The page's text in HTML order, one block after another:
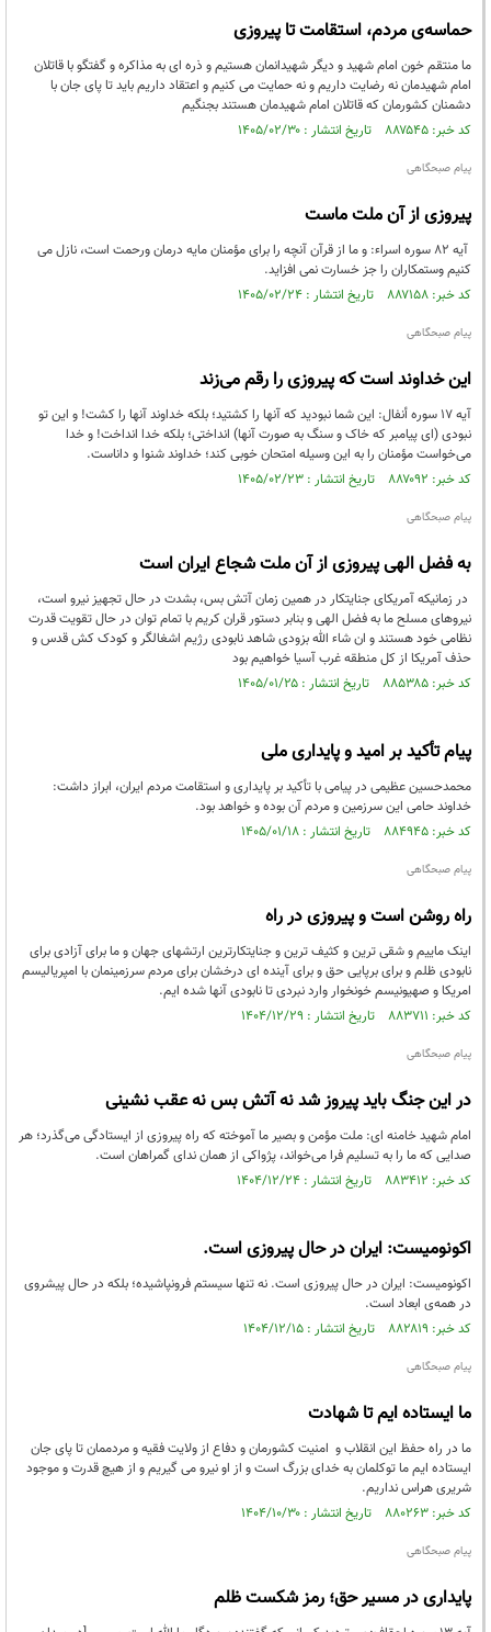
حماسه‌ی مردم، استقامت تا پیروزی
ما منتقم خون امام شهید و دیگر شهیدانمان هستیم و ذره ای به مذاکره و گفتگو با قاتلان
امام شهیدمان نه رضایت داریم و نه حمایت می کنیم و اعتقاد داریم باید تا پای جان با
دشمنان کشورمان که قاتلان امام شهیدمان هستند بجنگیم
کد خبر: ۸۸۷۵۴۵ تاریخ انتشار : ۱۴۰۵/۰۲/۳۰
پیام صبحگاهی
پیروزی از آن ملت ماست
آیه 82 سوره اسراء: و ما از قرآن آنچه را برای مؤمنان مایه درمان ورحمت است، نازل می
کنیم وستمکاران را جز خسارت نمی افزاید.
کد خبر: ۸۸۷۱۵۸ تاریخ انتشار : ۱۴۰۵/۰۲/۲۴
پیام صبحگاهی
این خداوند است که پیروزی را رقم می‌زند
آیه ۱۷ سوره أنفال: این شما نبودید که آنها را کشتید؛ بلکه خداوند آنها را کشت! و این تو
نبودی (ای پیامبر که خاک و سنگ به صورت آنها) انداختی؛ بلکه خدا انداخت! و خدا
می‌خواست مؤمنان را به این وسیله امتحان خوبی کند؛ خداوند شنوا و داناست.
کد خبر: ۸۸۷۰۹۲ تاریخ انتشار : ۱۴۰۵/۰۲/۲۳
پیام صبحگاهی
به فضل الهی پیروزی از آن ملت شجاع ایران است
در زمانیکه آمریکای جنایتکار در همین زمان آتش بس، بشدت در حال تجهیز نیرو است،
نیروهای مسلح ما به فضل الهی و بنابر دستور قران کریم با تمام توان در حال تقویت قدرت
نظامی خود هستند و ان شاء الله بزودی شاهد نابودی رژیم اشغالگر و کودک کش قدس و
حذف آمریکا از کل منطقه غرب آسیا خواهیم بود
کد خبر: ۸۸۵۳۸۵ تاریخ انتشار : ۱۴۰۵/۰۱/۲۵
پیام تأکید بر امید و پایداری ملی
محمدحسین عظیمی در پیامی با تأکید بر پایداری و استقامت مردم ایران، ابراز داشت:
خداوند حامی این سرزمین و مردم آن بوده و خواهد بود.
کد خبر: ۸۸۴۹۴۵ تاریخ انتشار : ۱۴۰۵/۰۱/۱۸
پیام صبحگاهی
راه روشن است و پیروزی در راه
اینک ماییم و شقی ترین و کثیف ترین و جنایتکارترین ارتشهای جهان و ما برای آزادی برای
نابودی ظلم و برای برپایی حق و برای آینده ای درخشان برای مردم سرزمینمان با امپریالیسم
امریکا و صهیونیسم خونخوار وارد نبردی تا نابودی آنها شده ایم.
کد خبر: ۸۸۳۷۱۱ تاریخ انتشار : ۱۴۰۴/۱۲/۲۹
پیام صبحگاهی
در این جنگ باید پیروز شد نه آتش بس نه عقب نشینی
امام شهید خامنه ای: ملت مؤمن و بصیر ما آموخته که راه پیروزی از ایستادگی می‌گذرد؛ هر
صدایی که ما را به تسلیم فرا می‌خواند، پژواکی از همان ندای گمراهان است.
کد خبر: ۸۸۳۴۱۲ تاریخ انتشار : ۱۴۰۴/۱۲/۲۴
اکونومیست: ایران در حال پیروزی است.
اکونومیست: ایران در حال پیروزی است. نه تنها سیستم فرونپاشیده؛ بلکه در حال پیشروی
در همه‌ی ابعاد است.
کد خبر: ۸۸۲۸۱۹ تاریخ انتشار : ۱۴۰۴/۱۲/۱۵
پیام صبحگاهی
ما ایستاده ایم تا شهادت
ما در راه حفظ این انقلاب و امنیت کشورمان و دفاع از ولایت فقیه و مردممان تا پای جان
ایستاده ایم ما توکلمان به خدای بزرگ است و از او نیرو می گیریم و از هیچ قدرت و موجود
شریری هراس نداریم.
کد خبر: ۸۸۰۲۶۳ تاریخ انتشار : ۱۴۰۴/۱۰/۳۰
پیام صبحگاهی
پایداری در مسیر حق؛ رمز شکست ظلم